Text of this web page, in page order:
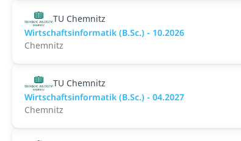
TU Chemnitz
Wirtschaftsinformatik (B.Sc.) - 10.2026
Chemnitz
TU Chemnitz
Wirtschaftsinformatik (B.Sc.) - 04.2027
Chemnitz